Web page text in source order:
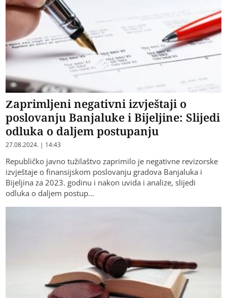
Zaprimljeni negativni izvještaji o
poslovanju Banjaluke i Bijeljine: Slijedi
odluka o daljem postupanju
27.08.2024. | 14:43
Republičko javno tužilaštvo zaprimilo je negativne revizorske
izvještaje o finansijskom poslovanju gradova Banjaluka i
Bijeljina za 2023. godinu i nakon uvida i analize, slijedi
odluka o daljem postup…